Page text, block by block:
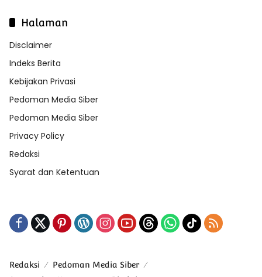
Halaman
Disclaimer
Indeks Berita
Kebijakan Privasi
Pedoman Media Siber
Pedoman Media Siber
Privacy Policy
Redaksi
Syarat dan Ketentuan
Redaksi
Pedoman Media Siber